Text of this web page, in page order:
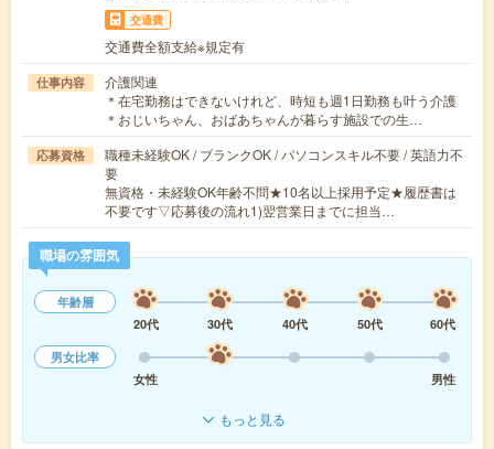
交通費
交通費全額支給※規定有
仕事内容
介護関連
＊在宅勤務はできないけれど、時短も週1日勤務も叶う介護
＊おじいちゃん、おばあちゃんが暮らす施設での生…
応募資格
職種未経験OK / ブランクOK / パソコンスキル不要 / 英語力不
要
無資格・未経験OK年齢不問★10名以上採用予定★履歴書は
不要です▽応募後の流れ1)翌営業日までに担当…
職場の雰囲気
年齢層
20代
30代 40代 50代
60代
男女比率
女性
男性
もっと見る